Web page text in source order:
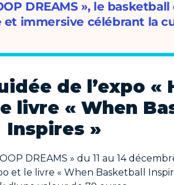
DREAMS », le
et immersive célébrant la